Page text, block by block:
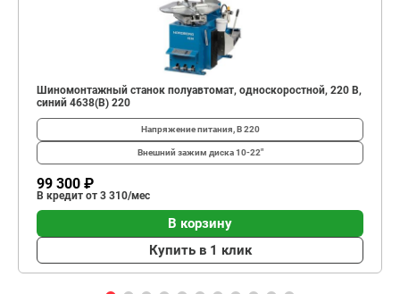
Шиномонтажный станок полуавтомат, односкоростной, 220 В,
синий 4638(B) 220
Напряжение питания, В220
Внешний зажим диска10-22"
99 300 ₽
В кредит от 3 310/мес
В корзину
Купить в 1 клик